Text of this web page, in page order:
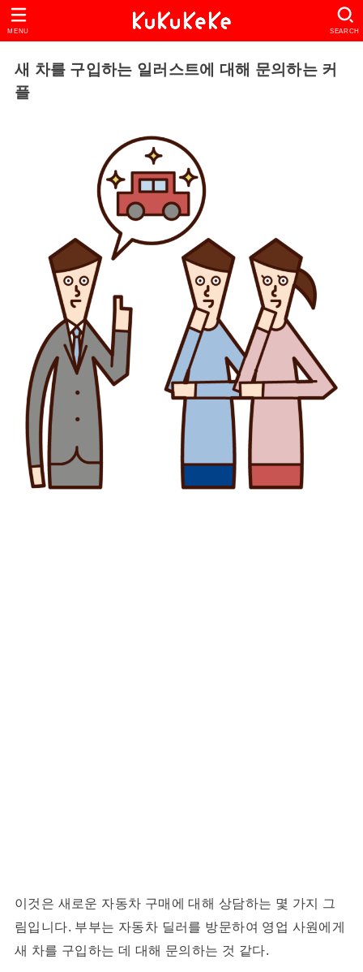
SEARCH
MENU
새 차를 구입하는 일러스트에 대해 문의하는 커
플
이것은 새로운 자동차 구매에 대해 상담하는 몇 가지 그
림입니다. 부부는 자동차 딜러를 방문하여 영업 사원에게
새 차를 구입하는 데 대해 문의하는 것 같다.